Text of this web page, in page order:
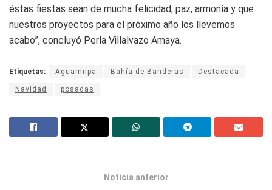
éstas fiestas sean de mucha felicidad, paz, armonía y que
nuestros proyectos para el próximo año los llevemos
acabo”, concluyó Perla Villalvazo Amaya.
Etiquetas: Aguamilpa Bahía de Banderas Destacada
Navidad posadas
Noticia anterior